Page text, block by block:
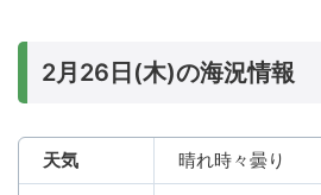
2月26日(木)の海況情報
天気 晴れ時々曇り